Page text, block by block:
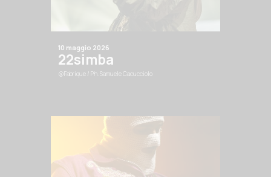
10 maggio 2026
22simba
@Fabrique / Ph. Samuele Cacucciolo